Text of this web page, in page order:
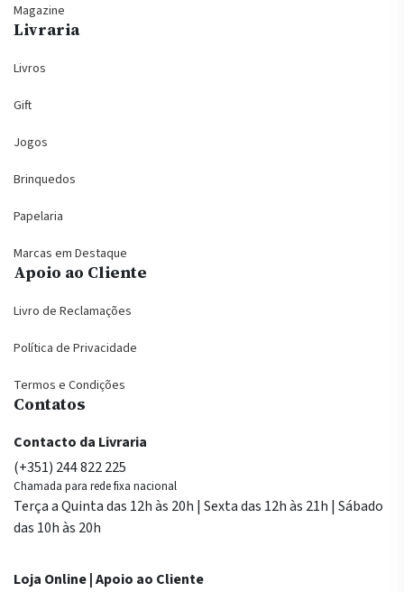
Magazine
Livraria
Livros
Gift
Jogos
Brinquedos
Papelaria
Marcas em Destaque
Apoio ao Cliente
Livro de Reclamações
Política de Privacidade
Termos e Condições
Contatos
Contacto da Livraria
(+351) 244 822 225
Chamada para rede fixa nacional
Terça a Quinta das 12h às 20h | Sexta das 12h às 21h | Sábado
das 10h às 20h
Loja Online | Apoio ao Cliente